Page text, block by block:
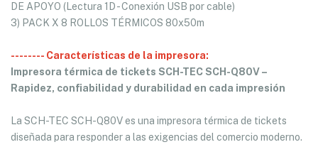
DE APOYO (Lectura 1D - Conexión USB por cable)
3) PACK X 8 ROLLOS TÉRMICOS 80x50m
-------- Características de la impresora:
Impresora térmica de tickets SCH-TEC SCH-Q80V –
Rapidez, confiabilidad y durabilidad en cada impresión
La SCH-TEC SCH-Q80V es una impresora térmica de tickets
diseñada para responder a las exigencias del comercio moderno.